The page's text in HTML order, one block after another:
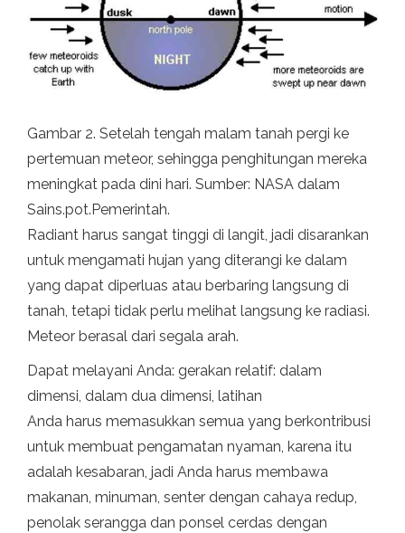
Gambar 2. Setelah tengah malam tanah pergi ke
pertemuan meteor, sehingga penghitungan mereka
meningkat pada dini hari. Sumber: NASA dalam
Sains.pot.Pemerintah.
Radiant harus sangat tinggi di langit, jadi disarankan
untuk mengamati hujan yang diterangi ke dalam
yang dapat diperluas atau berbaring langsung di
tanah, tetapi tidak perlu melihat langsung ke radiasi.
Meteor berasal dari segala arah.
Dapat melayani Anda: gerakan relatif: dalam
dimensi, dalam dua dimensi, latihan
Anda harus memasukkan semua yang berkontribusi
untuk membuat pengamatan nyaman, karena itu
adalah kesabaran, jadi Anda harus membawa
makanan, minuman, senter dengan cahaya redup,
penolak serangga dan ponsel cerdas dengan